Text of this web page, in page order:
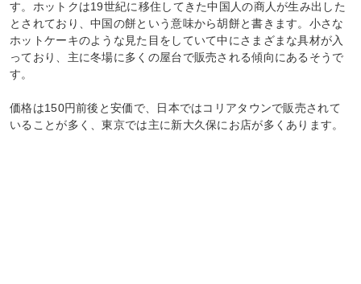
す。ホットクは19世紀に移住してきた中国人の商人が生み出した
とされており、中国の餅という意味から胡餅と書きます。小さな
ホットケーキのような見た目をしていて中にさまざまな具材が入
っており、主に冬場に多くの屋台で販売される傾向にあるそうで
す。
価格は150円前後と安価で、日本ではコリアタウンで販売されて
いることが多く、東京では主に新大久保にお店が多くあります。